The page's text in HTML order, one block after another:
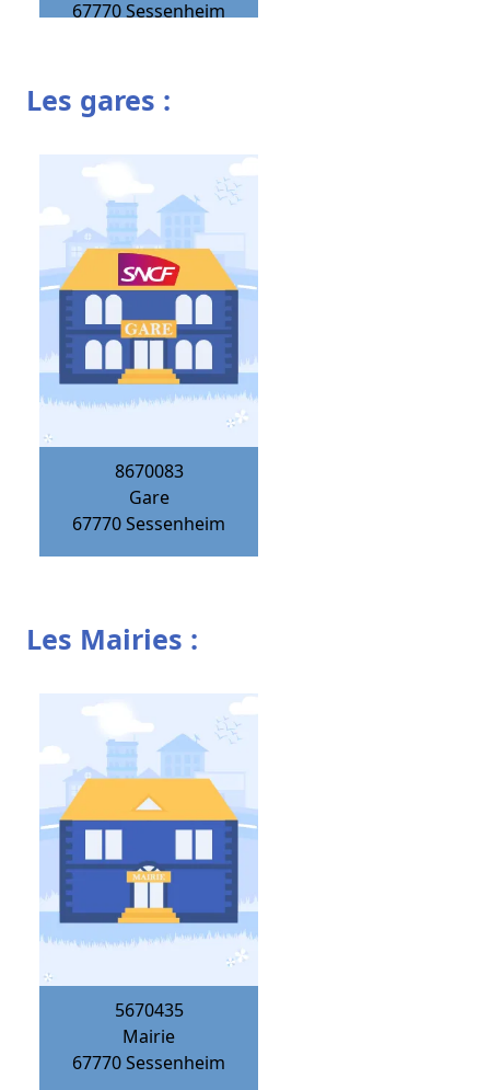
67770Sessenheim
Les gares :
8670083
Gare
67770Sessenheim
Les Mairies :
5670435
Mairie
67770Sessenheim